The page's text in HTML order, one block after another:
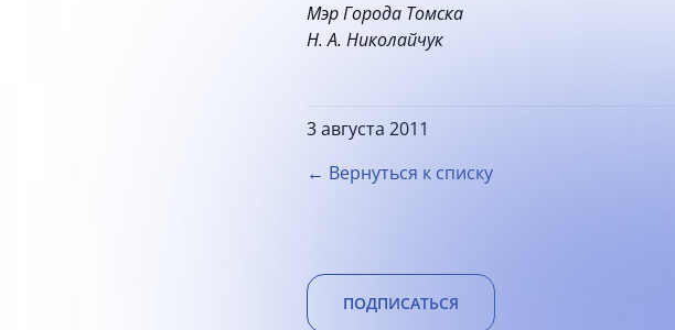
Мэр Города Томска
Н. А. Николайчук
3 августа 2011
← Вернуться к списку
ПОДПИСАТЬСЯ